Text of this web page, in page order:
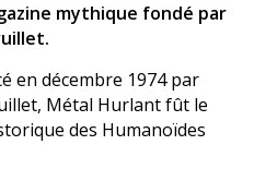
mythique fondé par
en décembre 1974 par
Métal Hurlant fût le
des Humanoïdes